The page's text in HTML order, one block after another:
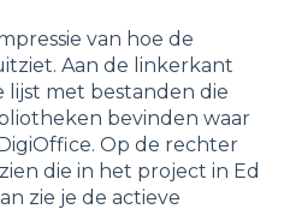
van hoe de
Aan de linkerkant
lijst met bestanden die
bevinden waar
Op de rechter
die in het project in Ed
zie je de actieve